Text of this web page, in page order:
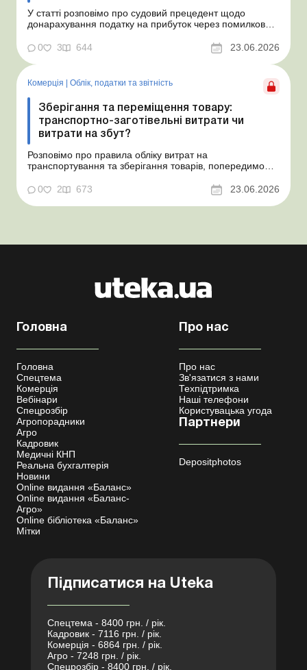
У статті розповімо про судовий прецедент щодо
донарахування податку на прибуток через помилково
надамо рекомендації, як мінімізувати податкові ризики.
Проблемні витрати: податкові ризики та судова
практика Розуміємо ваші хвилювання через помилкове
неств...
0 3 644 23.06.2026
Комерція | Облік, податки та звiтнiсть
Зберігання та переміщення товару:
транспортно-заготівельні витрати чи
витрати на збут?
Розповімо про правила обліку витрат на
транспортування та зберігання товарів, попередимо
нормативне обґрунтування. Проблемні витрати:
податкові ризики та судова практика Здавалось би, у
цьому питанні неоднозначності бути не може. Однак,
0 2 673 23.06.2026
Головна
Головна
Спецтема
Комерція
Вебінари
Спецрозбір
Агропорадники
Агро
Кадровик
Медичні КНП
Реальна бухгалтерія
Новини
Online видання «Баланс»
Online видання «Баланс-
Агро»
Online бібліотека «Баланс»
Мітки
Про нас
Про нас
Зв'язатися з нами
Техпідтримка
Наші телефони
Користувацька угода
Партнери
Depositphotos
Підписатися на Uteka
Спецтема - 8400 грн. / рік.
Кадровик - 7116 грн. / рік.
Комерція - 6864 грн. / рік.
Агро - 7248 грн. / рік.
Спецрозбір - 8400 грн. / рік.